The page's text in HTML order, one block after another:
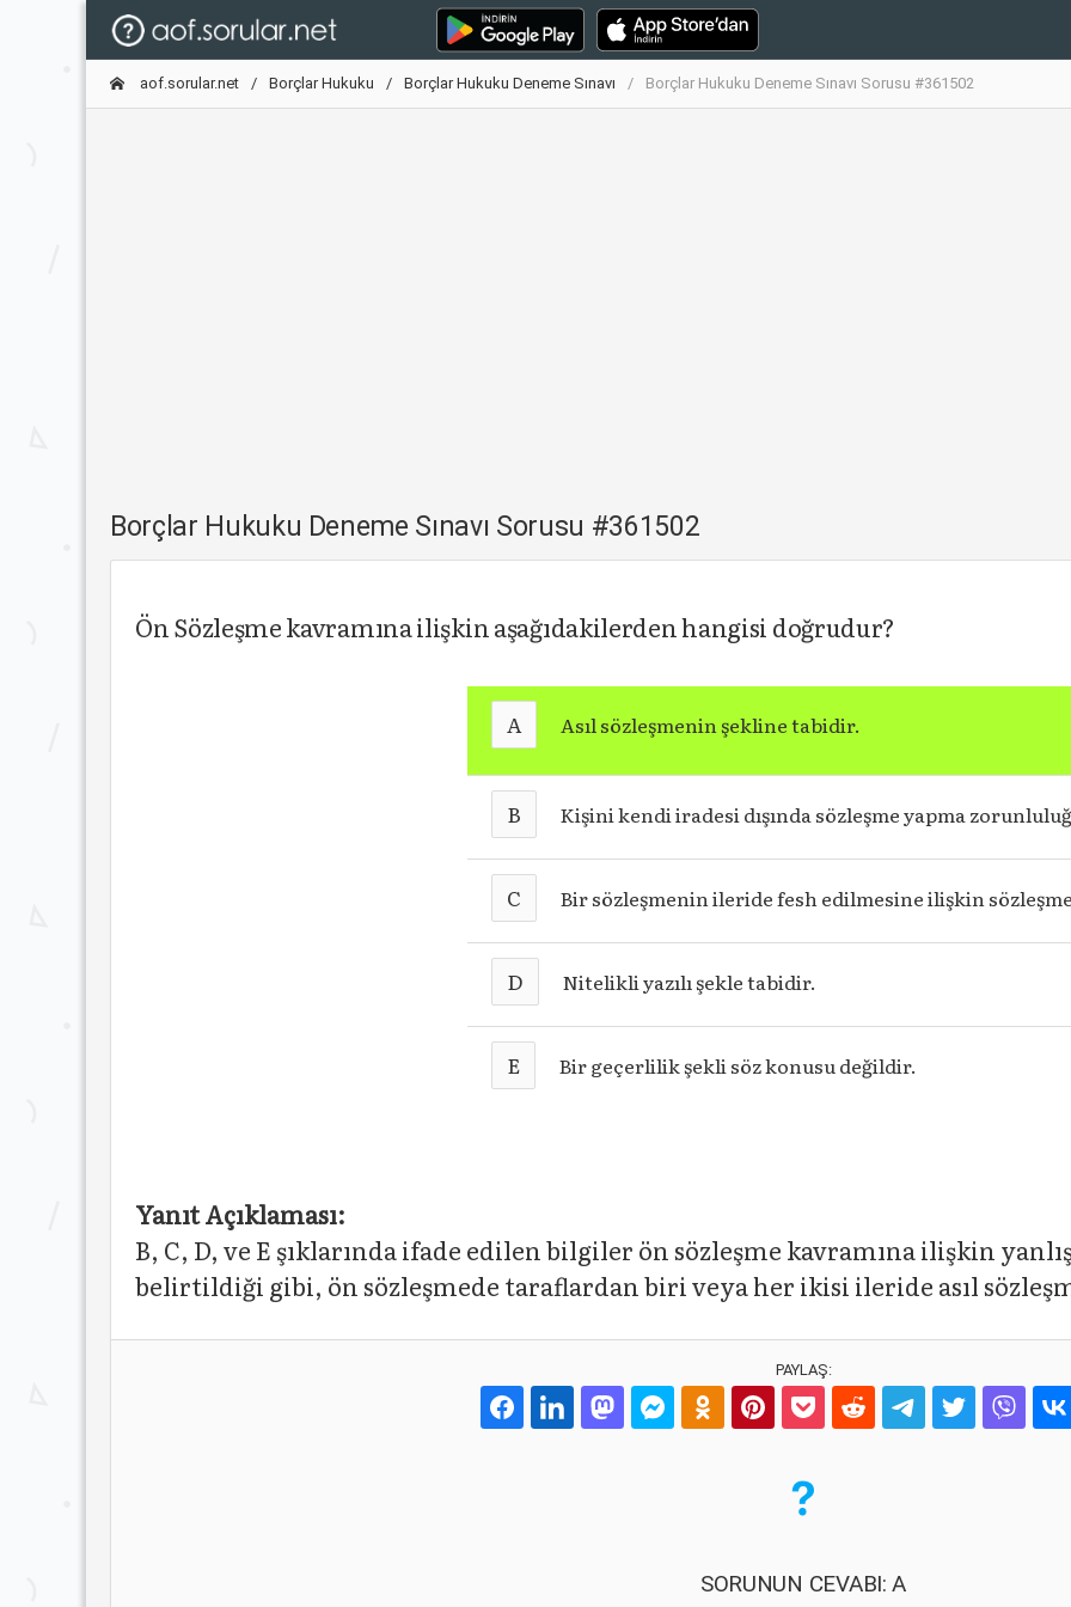
aof.sorular.net Borçlar Hukuku Borçlar Hukuku Deneme Sınavı Borçlar Hukuku Deneme Sınavı Sorusu #361502
Borçlar Hukuku Deneme Sınavı Sorusu #361502
Ön Sözleşme kavramına ilişkin aşağıdakilerden hangisi doğrudur?
A Asıl sözleşmenin şekline tabidir.
B Kişini kendi iradesi dışında sözleşme yapma
C Bir sözleşmenin ileride fesh edilmesine ilişkin
D Nitelikli yazılı şekle tabidir.
E Bir geçerlilik şekli söz konusu değildir.
Yanıt Açıklaması:
B, C, D, ve E şıklarında ifade edilen bilgiler ön sözleşme kavramına ilişkin
belirtildiği gibi, ön sözleşmede taraflardan biri veya her ikisi ileride asıl
PAYLAŞ:
SORUNUN CEVABI: A